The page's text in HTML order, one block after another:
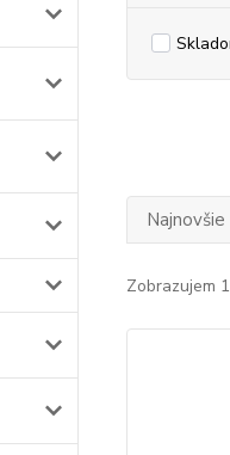
Najnovšie
Zobrazujem